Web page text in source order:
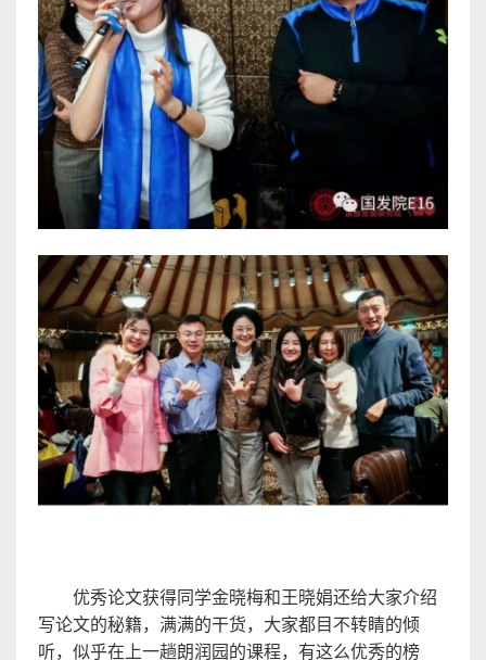
优秀论文获得同学金晓梅和王晓娟还给大家介绍
写论文的秘籍，满满的干货，大家都目不转睛的倾
听，似乎在上一趟朗润园的课程，有这么优秀的榜